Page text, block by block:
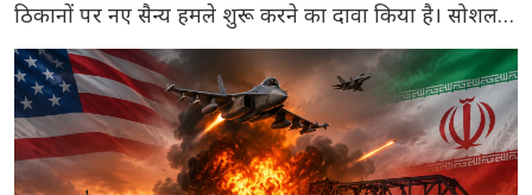
ठिकानों पर नए सैन्य हमले शुरू करने का दावा किया है। सोशल
मीडिया पर वायरल हो रही तस्वीरों और वीडियो में आग की ऊंची
लपटें तथा धुएं का गुबार दिखाई दे रहा […]